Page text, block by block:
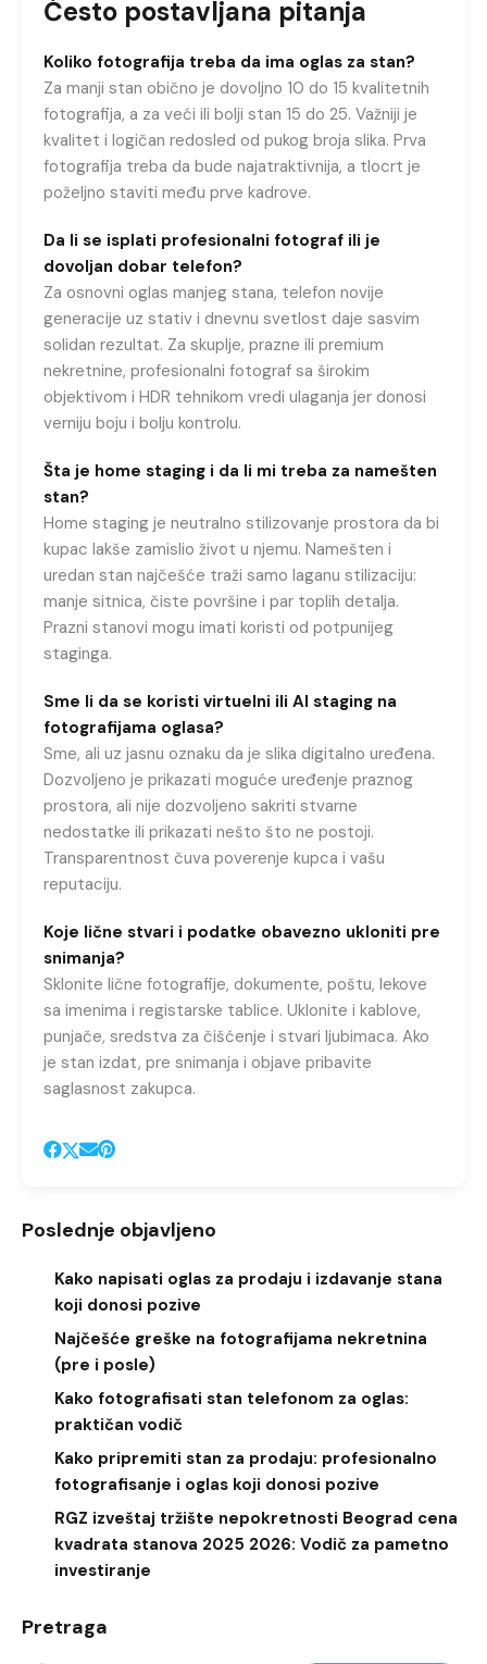
Često postavljana pitanja
Koliko fotografija treba da ima oglas za stan?
Za manji stan obično je dovoljno 10 do 15 kvalitetnih
fotografija, a za veći ili bolji stan 15 do 25. Važniji je
kvalitet i logičan redosled od pukog broja slika. Prva
fotografija treba da bude najatraktivnija, a tlocrt je
poželjno staviti među prve kadrove.
Da li se isplati profesionalni fotograf ili je
dovoljan dobar telefon?
Za osnovni oglas manjeg stana, telefon novije
generacije uz stativ i dnevnu svetlost daje sasvim
solidan rezultat. Za skuplje, prazne ili premium
nekretnine, profesionalni fotograf sa širokim
objektivom i HDR tehnikom vredi ulaganja jer donosi
verniju boju i bolju kontrolu.
Šta je home staging i da li mi treba za namešten
stan?
Home staging je neutralno stilizovanje prostora da bi
kupac lakše zamislio život u njemu. Namešten i
uredan stan najčešće traži samo laganu stilizaciju:
manje sitnica, čiste površine i par toplih detalja.
Prazni stanovi mogu imati koristi od potpunijeg
staginga.
Sme li da se koristi virtuelni ili AI staging na
fotografijama oglasa?
Sme, ali uz jasnu oznaku da je slika digitalno uređena.
Dozvoljeno je prikazati moguće uređenje praznog
prostora, ali nije dozvoljeno sakriti stvarne
nedostatke ili prikazati nešto što ne postoji.
Transparentnost čuva poverenje kupca i vašu
reputaciju.
Koje lične stvari i podatke obavezno ukloniti pre
snimanja?
Sklonite lične fotografije, dokumente, poštu, lekove
sa imenima i registarske tablice. Uklonite i kablove,
punjače, sredstva za čišćenje i stvari ljubimaca. Ako
je stan izdat, pre snimanja i objave pribavite
saglasnost zakupca.
Poslednje objavljeno
Kako napisati oglas za prodaju i izdavanje stana
koji donosi pozive
Najčešće greške na fotografijama nekretnina
(pre i posle)
Kako fotografisati stan telefonom za oglas:
praktičan vodič
Kako pripremiti stan za prodaju: profesionalno
fotografisanje i oglas koji donosi pozive
RGZ izveštaj tržište nepokretnosti Beograd cena
kvadrata stanova 2025 2026: Vodič za pametno
investiranje
Pretraga